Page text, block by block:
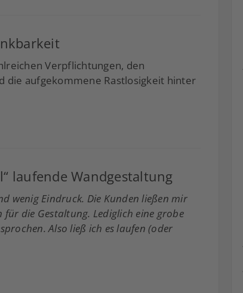
Verpflichtungen, den
die aufgekommene Rastlosigkeit hinter
laufende Wandgestaltung
wenig Eindruck. Die Kunden ließen mir
die Gestaltung. Lediglich eine grobe
Also ließ ich es laufen (oder